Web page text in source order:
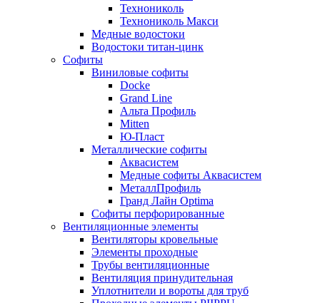
Технониколь
Технониколь Макси
Медные водостоки
Водостоки титан-цинк
Софиты
Виниловые софиты
Docke
Grand Line
Альта Профиль
Mitten
Ю-Пласт
Металлические софиты
Аквасистем
Медные софиты Аквасистем
МеталлПрофиль
Гранд Лайн Optima
Софиты перфорированные
Вентиляционные элементы
Вентиляторы кровельные
Элементы проходные
Трубы вентиляционные
Вентиляция принудительная
Уплотнители и вороты для труб